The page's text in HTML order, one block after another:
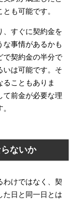
も可能です。
、すぐに契約金を
な事情があるかも
で契約金の半分で
いは可能です。そ
こともありま
て前金が必要な理
ないか
わけではなく、契
た日と同一日とは